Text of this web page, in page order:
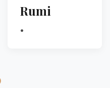
Rumi
•